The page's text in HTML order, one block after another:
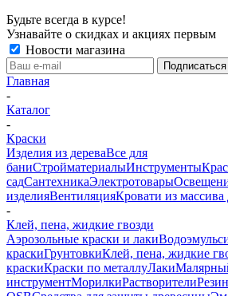
Будьте всегда в курсе!
Узнавайте о скидках и акциях первым
Новости магазина
Главная
-
Каталог
-
Краски
Изделия из дереваВсе для
баниСтройматериалыИнструменты
садСантехникаЭлектротовары
изделияВентиляцияКровати из массива
-
Клей, пена, жидкие гвозди
Аэрозольные краски и лаки
краскиГрунтовкиКлей, пена, жидкие
краскиКраски по металлуЛаки
инструментМорилкиРастворители